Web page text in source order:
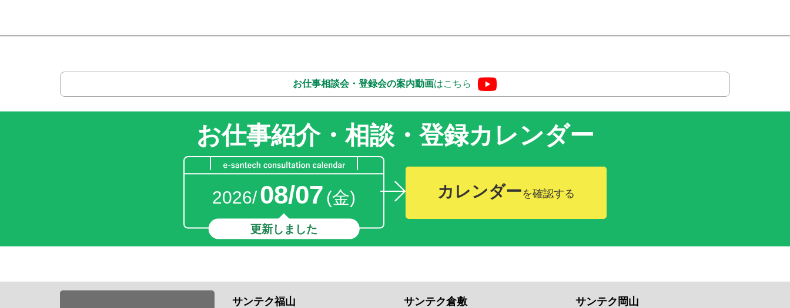
お仕事相談会・登録会の案内動画はこちら
お仕事紹介・相談・登録カレンダー
2026/08/07 (金)
更新しました
カレンダーを確認する
サンテク福山 サンテク倉敷 サンテク岡山